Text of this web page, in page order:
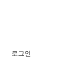
로그인